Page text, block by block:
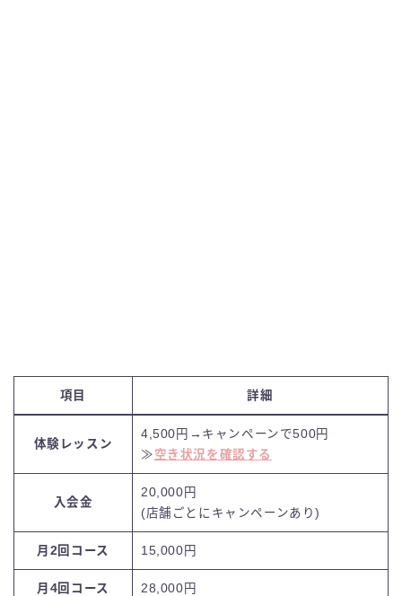
項目 詳細
体験レッスン
4,500円→ キャンペーンで500円
≫ 空き状況を確認する
入会金
20,000円
(店舗ごとにキャンペーンあり)
月2回コース 15,000円
月4回コース 28,000円